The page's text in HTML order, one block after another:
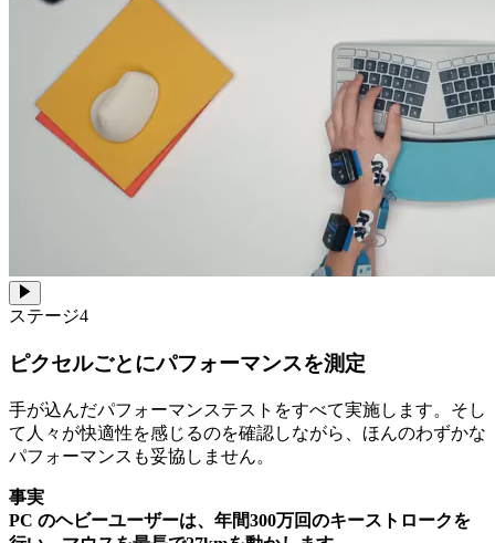
ステージ4
ピクセルごとにパフォーマンスを測定
手が込んだパフォーマンステストをすべて実施します。そし
て人々が快適性を感じるのを確認しながら、ほんのわずかな
パフォーマンスも妥協しません。
事実
PC のヘビーユーザーは、年間300万回のキーストロークを